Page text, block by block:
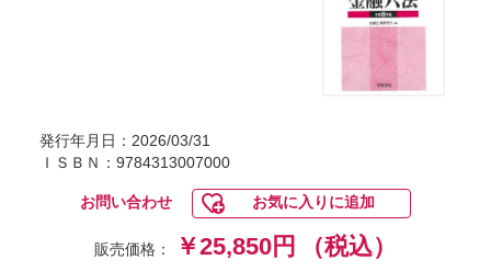
発行年月日：2026/03/31
ＩＳＢＮ：9784313007000
お問い合わせ お気に入りに追加
販売価格： ￥25,850円 （税込）